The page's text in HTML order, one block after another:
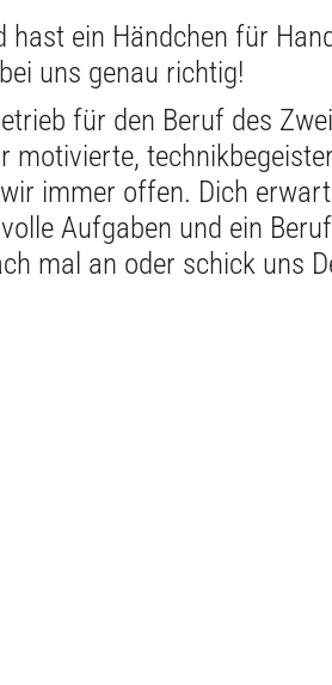
ein Händchen für
uns genau richtig!
für den Beruf des
motivierte,
immer offen. Dich
Aufgaben und ein
mal an oder schick uns